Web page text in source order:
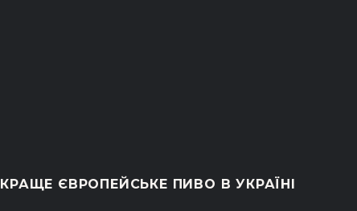
КРАЩЕ ЄВРОПЕЙСЬКЕ ПИВО В УКРАЇНІ